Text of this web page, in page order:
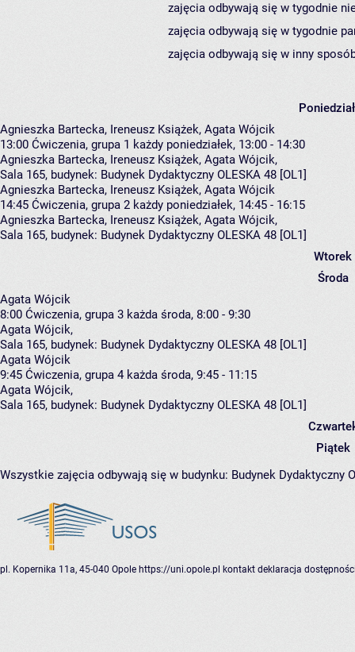
zajęcia odbywają się w tygodnie
zajęcia odbywają się w tygodnie
zajęcia odbywają się w inny
Agnieszka Bartecka, Ireneusz Książek, Agata Wójcik
13:00 Ćwiczenia, grupa 1 każdy poniedziałek, 13:00 - 14:30
Agnieszka Bartecka, Ireneusz Książek, Agata Wójcik,
Sala 165, budynek: Budynek Dydaktyczny OLESKA 48 [OL1]
Agnieszka Bartecka, Ireneusz Książek, Agata Wójcik
14:45 Ćwiczenia, grupa 2 każdy poniedziałek, 14:45 - 16:15
Agnieszka Bartecka, Ireneusz Książek, Agata Wójcik,
Sala 165, budynek: Budynek Dydaktyczny OLESKA 48 [OL1]
Wtorek
Środa
Agata Wójcik
8:00 Ćwiczenia, grupa 3 każda środa, 8:00 - 9:30
Agata Wójcik,
Sala 165, budynek: Budynek Dydaktyczny OLESKA 48 [OL1]
Agata Wójcik
9:45 Ćwiczenia, grupa 4 każda środa, 9:45 - 11:15
Agata Wójcik,
Sala 165, budynek: Budynek Dydaktyczny OLESKA 48 [OL1]
Piątek
Wszystkie zajęcia odbywają się w budynku: Budynek Dydaktyczny
pl. Kopernika 11a, 45-040 Opole https://uni.opole.pl kontakt deklaracja